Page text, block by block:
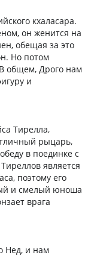
кхаласара.
он женится на
обещая за это
Но потом
В общем, Дрого нам
и
Тирелла,
рыцарь,
в поединке с
является
поэтому его
и смелый юноша
врага
Нед, и нам